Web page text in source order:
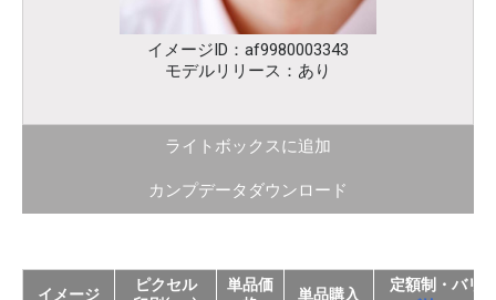
イメージID：af9980003343
モデルリリース：あり
ライトボックスに追加
カンプデータダウンロード
イメージ
ピクセル
単品価
単品購入
定額制・バリ